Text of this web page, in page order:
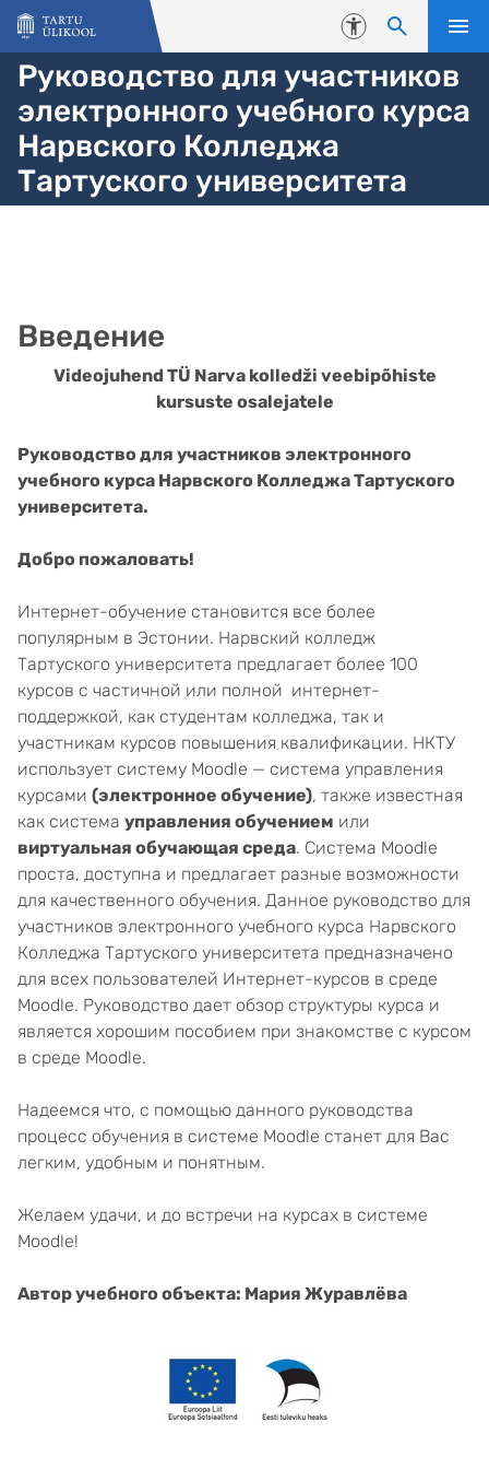
Liigu edasi põhisisu juurde
Juurdepääsetavus
Руководство для участников
электронного учебного курса
Нарвского Колледжа
Тартуского университета
Введение
Videojuhend TÜ Narva kolledži veebipõhiste
kursuste osalejatele
Руководство для участников электронного
учебного курса Нарвского Колледжа Тартуского
университета.
Добро пожаловать!
Интернет-обучение становится все более
популярным в Эстонии. Нарвский колледж
Тартуского университета предлагает более 100
курсов с частичной или полной интернет-
поддержкой, как студентам колледжа, так и
участникам курсов повышения квалификации. НКТУ
использует систему Moodle — система управления
курсами (электронное обучение), также известная
как система управления обучением или
виртуальная обучающая среда. Система Moodle
проста, доступна и предлагает разные возможности
для качественного обучения. Данное руководство для
участников электронного учебного курса Нарвского
Колледжа Тартуского университета предназначено
для всех пользователей Интернет-курсов в среде
Moodle. Руководство дает обзор структуры курса и
является хорошим пособием при знакомстве с курсом
в среде Moodle.
Надеемся что, с помощью данного руководства
процесс обучения в системе Moodle станет для Вас
легким, удобным и понятным.
Желаем удачи, и до встречи на курсах в системе
Moodle!
Автор учебного объекта: Мария Журавлёва